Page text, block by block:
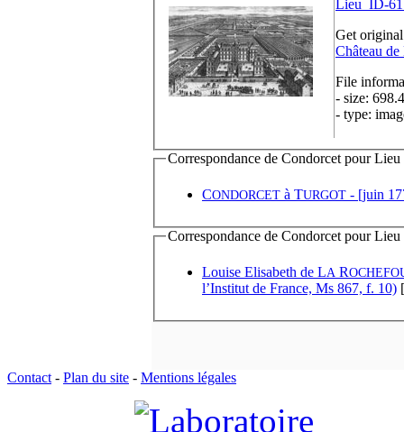
Lieu_ID-
Get
Château
File
- size:
- type:
Correspondance de Condorcet pour
CONDORCET à TURGOT - [juin
Correspondance de Condorcet pour
Louise Elisabeth de LA R
l’Institut de France, Ms 867, f. 10)
Contact - Plan du site - Mentions légales